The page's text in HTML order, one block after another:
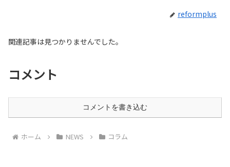
reformplus
関連記事は見つかりませんでした。
コメント
コメントを書き込む
ホーム NEWS コラム